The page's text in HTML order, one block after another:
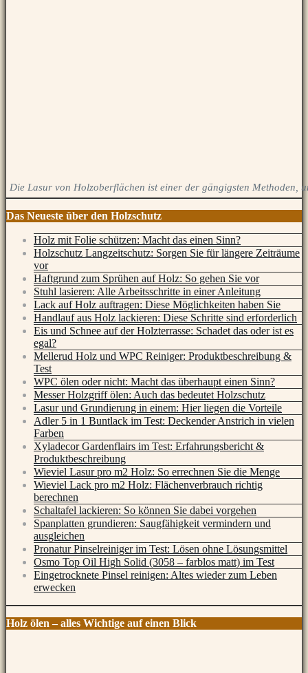
Die Lasur von Holzoberflächen ist einer der gängigsten Methoden,
Das Neueste über den Holzschutz
Holz mit Folie schützen: Macht das einen Sinn?
Holzschutz Langzeitschutz: Sorgen Sie für längere Zeiträume
vor
Haftgrund zum Sprühen auf Holz: So gehen Sie vor
Stuhl lasieren: Alle Arbeitsschritte in einer Anleitung
Lack auf Holz auftragen: Diese Möglichkeiten haben Sie
Handlauf aus Holz lackieren: Diese Schritte sind erforderlich
Eis und Schnee auf der Holzterrasse: Schadet das oder ist es
egal?
Mellerud Holz und WPC Reiniger: Produktbeschreibung &
Test
WPC ölen oder nicht: Macht das überhaupt einen Sinn?
Messer Holzgriff ölen: Auch das bedeutet Holzschutz
Lasur und Grundierung in einem: Hier liegen die Vorteile
Adler 5 in 1 Buntlack im Test: Deckender Anstrich in vielen
Farben
Xyladecor Gardenflairs im Test: Erfahrungsbericht &
Produktbeschreibung
Wieviel Lasur pro m2 Holz: So errechnen Sie die Menge
Wieviel Lack pro m2 Holz: Flächenverbrauch richtig
berechnen
Schaltafel lackieren: So können Sie dabei vorgehen
Spanplatten grundieren: Saugfähigkeit vermindern und
ausgleichen
Pronatur Pinselreiniger im Test: Lösen ohne Lösungsmittel
Osmo Top Oil High Solid (3058 – farblos matt) im Test
Eingetrocknete Pinsel reinigen: Altes wieder zum Leben
erwecken
Holz ölen – alles Wichtige auf einen Blick